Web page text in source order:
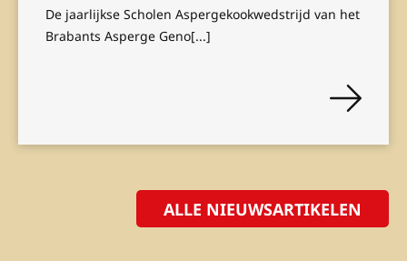
De jaarlijkse Scholen Aspergekookwedstrijd van het
Brabants Asperge Geno[...]
ALLE NIEUWSARTIKELEN